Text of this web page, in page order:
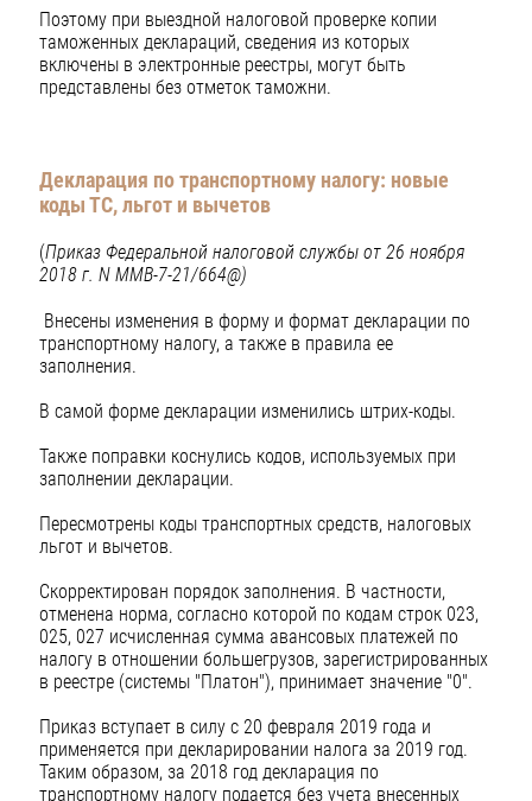
Поэтому при выездной налоговой проверке копии
таможенных деклараций, сведения из которых
включены в электронные реестры, могут быть
представлены без отметок таможни.
Декларация по транспортному налогу: новые
коды ТС, льгот и вычетов
(Приказ Федеральной налоговой службы от 26 ноября
2018 г. N ММВ-7-21/664@)
Внесены изменения в форму и формат декларации по
транспортному налогу, а также в правила ее
заполнения.
В самой форме декларации изменились штрих-коды.
Также поправки коснулись кодов, используемых при
заполнении декларации.
Пересмотрены коды транспортных средств, налоговых
льгот и вычетов.
Скорректирован порядок заполнения. В частности,
отменена норма, согласно которой по кодам строк 023,
025, 027 исчисленная сумма авансовых платежей по
налогу в отношении большегрузов, зарегистрированных
в реестре (системы "Платон"), принимает значение "0".
Приказ вступает в силу с 20 февраля 2019 года и
применяется при декларировании налога за 2019 год.
Таким образом, за 2018 год декларация по
транспортному налогу подается без учета внесенных